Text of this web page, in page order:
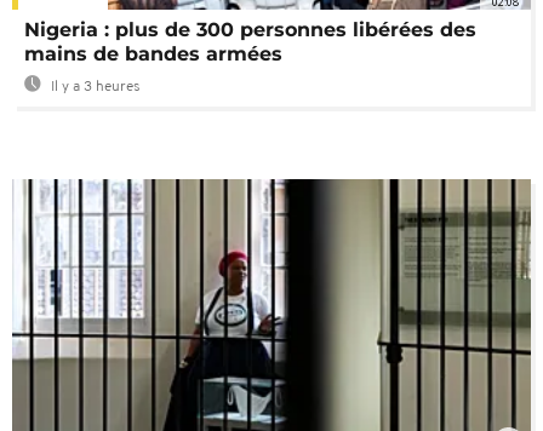
Nigeria : plus de 300 personnes libérées des
mains de bandes armées
Il y a 3 heures